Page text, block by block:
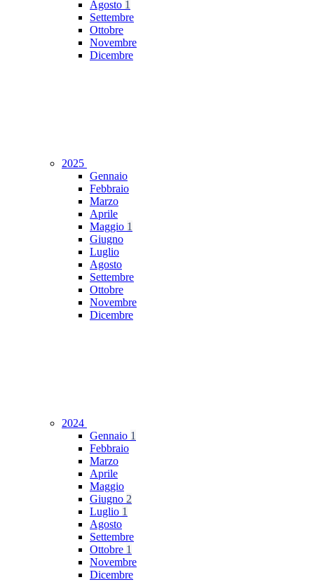
Agosto 1
Settembre
Ottobre
Novembre
Dicembre
2025
Gennaio
Febbraio
Marzo
Aprile
Maggio 1
Giugno
Luglio
Agosto
Settembre
Ottobre
Novembre
Dicembre
2024
Gennaio 1
Febbraio
Marzo
Aprile
Maggio
Giugno 2
Luglio 1
Agosto
Settembre
Ottobre 1
Novembre
Dicembre